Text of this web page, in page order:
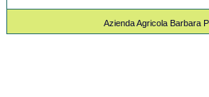
Azienda Agricola Barbara